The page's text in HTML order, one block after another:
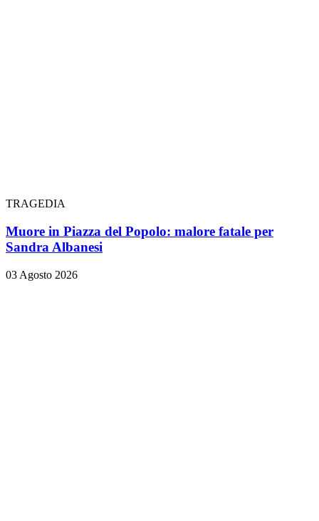
TRAGEDIA
Muore in Piazza del Popolo: malore fatale per
Sandra Albanesi
03 Agosto 2026